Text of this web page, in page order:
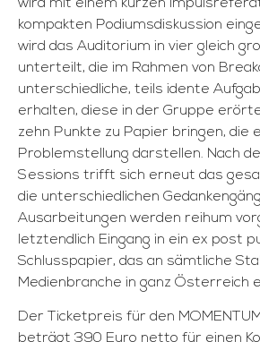
wird mit einem kurzen
kompakten Podiumsdiskussion
wird das Auditorium in vier gleich
unterteilt, die im Rahmen von
unterschiedliche, teils idente
erhalten, diese in der Gruppe
zehn Punkte zu Papier bringen, die
Problemstellung darstellen. Nach
Sessions trifft sich erneut das
die unterschiedlichen
Ausarbeitungen werden reihum
letztendlich Eingang in ein ex post
Schlusspapier, das an sämtliche
Medienbranche in ganz Österreich
Der Ticketpreis für den MOMENTUM
beträgt 390 Euro netto für einen